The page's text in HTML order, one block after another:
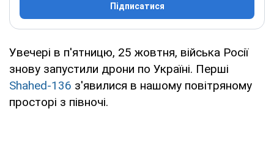
Підписатися
Увечері в п'ятницю, 25 жовтня, війська Росії
знову запустили дрони по Україні. Перші
Shahed-136 з'явилися в нашому повітряному
просторі з півночі.